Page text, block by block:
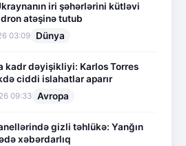
iri şəhərlərini kütləvi
atəşinə tutub
03:09 Dünya
kadr dəyişikliyi: Karlos Torres
ciddi islahatlar aparır
09:33 Avropa
gizli təhlükə: Yanğın
xəbərdarlıq